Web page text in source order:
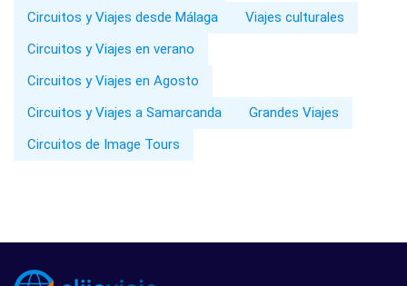
Circuitos y Viajes desde Málaga
Viajes culturales
Circuitos y Viajes en verano
Circuitos y Viajes en Agosto
Circuitos y Viajes a Samarcanda
Grandes Viajes
Circuitos de Image Tours